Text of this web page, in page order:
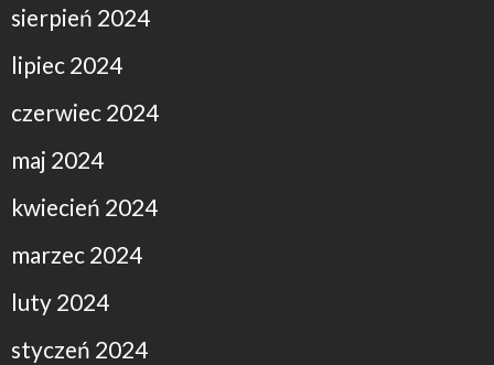
sierpień 2024
lipiec 2024
czerwiec 2024
maj 2024
kwiecień 2024
marzec 2024
luty 2024
styczeń 2024